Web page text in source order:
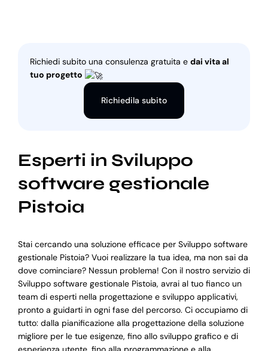
Richiedi subito una consulenza gratuita e dai vita al
tuo progetto
Richiedila subito
Esperti in Sviluppo
software gestionale
Pistoia
Stai cercando una soluzione efficace per Sviluppo software
gestionale Pistoia? Vuoi realizzare la tua idea, ma non sai da
dove cominciare? Nessun problema! Con il nostro servizio di
Sviluppo software gestionale Pistoia, avrai al tuo fianco un
team di esperti nella progettazione e sviluppo applicativi,
pronto a guidarti in ogni fase del percorso. Ci occupiamo di
tutto: dalla pianificazione alla progettazione della soluzione
migliore per le tue esigenze, fino allo sviluppo grafico e di